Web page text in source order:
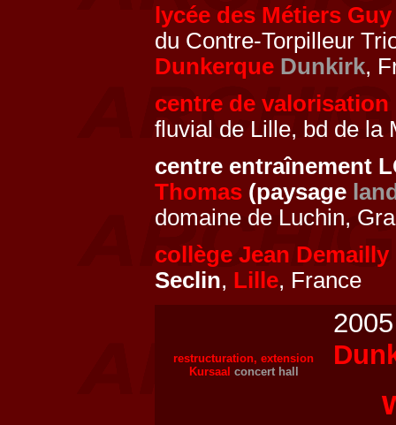
lycée des Métiers
du Contre-Torpilleur
Dunkerque Dunkirk,
centre de
fluvial de Lille, bd de la
centre entraînement
Thomas (paysage
domaine de Luchin,
collège Jean Demailly
Seclin, Lille, France
restructuration, extension
Kursaal concert hall